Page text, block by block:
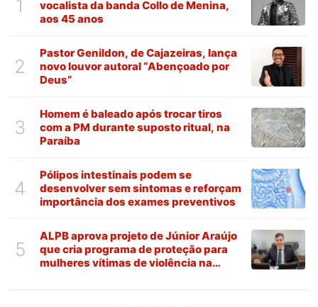
1
vocalista da banda Collo de Menina,
aos 45 anos
2
Pastor Genildon, de Cajazeiras, lança
novo louvor autoral “Abençoado por
Deus”
3
Homem é baleado após trocar tiros
com a PM durante suposto ritual, na
Paraíba
4
Pólipos intestinais podem se
desenvolver sem sintomas e reforçam
importância dos exames preventivos
5
ALPB aprova projeto de Júnior Araújo
que cria programa de proteção para
mulheres vítimas de violência na